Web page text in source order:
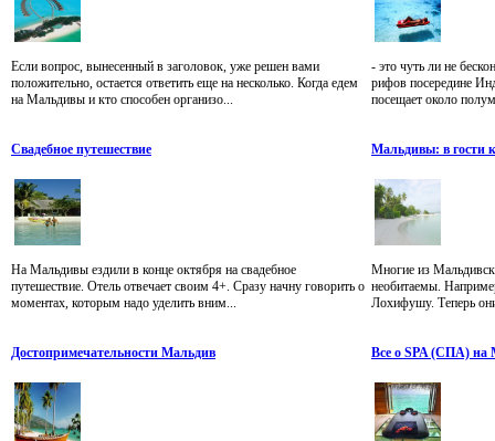
Если вопрос, вынесенный в заголовок, уже решен вами
положительно, остается ответить еще на несколько. Когда едем
на Мальдивы и кто способен организо...
- это чуть ли не
рифов посередине
посещает около
Свадебное путешествие
На Мальдивы ездили в конце октября на свадебное
путешествие. Отель отвечает своим 4+. Сразу начну говорить о
моментах, которым надо уделить вним...
Мальдивы: в гости
Многие из
необитаемы.
Лохифушу. Теперь
Достопримечательности Мальдив Все о SPA (СПА) на